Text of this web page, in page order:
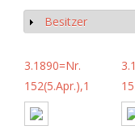
Anzeigen
Besitzer
3.1890=Nr.
152(5.Apr.),1